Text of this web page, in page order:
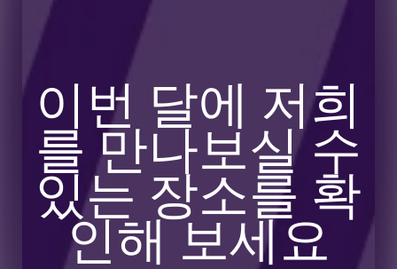
이번 달에 저희
를 만나보실 수
있는 장소를 확
인해 보세요